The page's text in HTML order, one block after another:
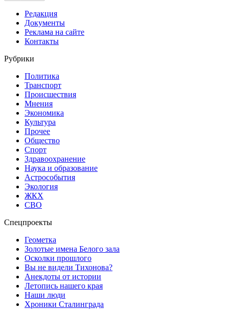
Редакция
Документы
Реклама на сайте
Контакты
Рубрики
Политика
Транспорт
Происшествия
Мнения
Экономика
Культура
Прочее
Общество
Спорт
Здравоохранение
Наука и образование
Астрособытия
Экология
ЖКХ
СВО
Спецпроекты
Геометка
Золотые имена Белого зала
Осколки прошлого
Вы не видели Тихонова?
Анекдоты от истории
Летопись нашего края
Наши люди
Хроники Сталинграда